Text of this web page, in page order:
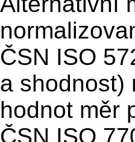
ČSN ISO
a shodnost)
hodnot měr
ČSN ISO